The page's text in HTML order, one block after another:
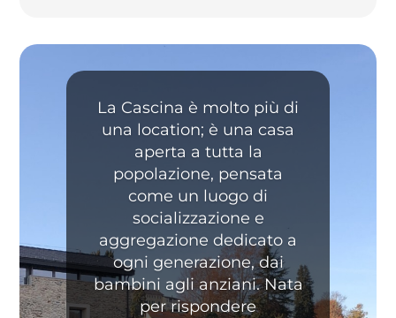
La Cascina è molto più di
una location; è una casa
aperta a tutta la
popolazione, pensata
come un luogo di
socializzazione e
aggregazione dedicato a
ogni generazione, dai
bambini agli anziani. Nata
per rispondere